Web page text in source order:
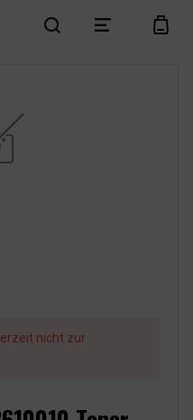
search menu cart
nicht zur